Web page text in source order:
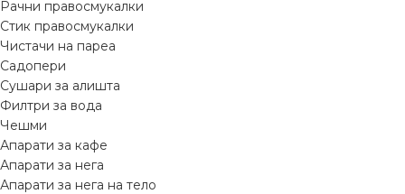
Рачни правосмукалки
Стик правосмукалки
Чистачи на пареа
Садопери
Сушари за алишта
Филтри за вода
Чешми
Апарати за кафе
Апарати за нега
Апарати за нега на тело